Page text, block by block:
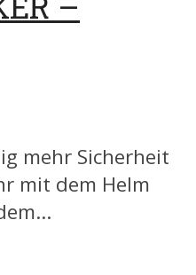
mehr Sicherheit
mit dem Helm